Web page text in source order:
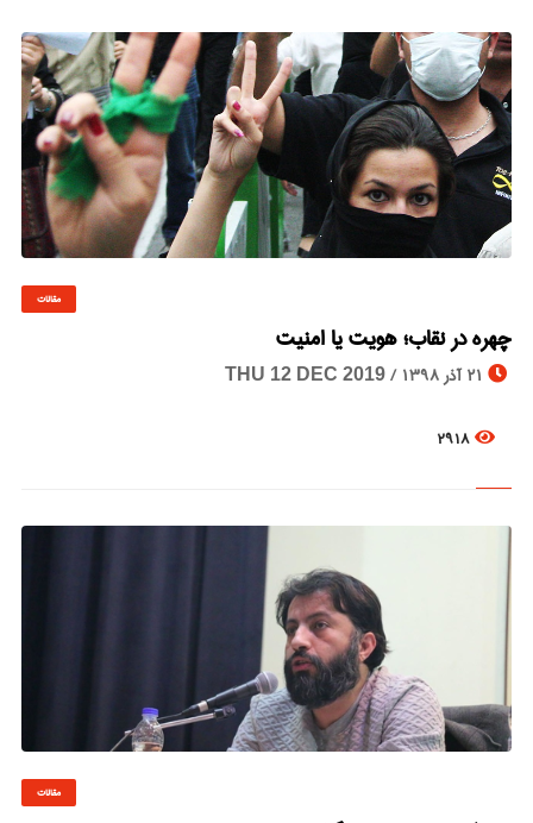
مقالات
چهره در نقاب؛ هویت یا امنیت
21 آذر 1398 / THU 12 DEC 2019
2918
مقالات